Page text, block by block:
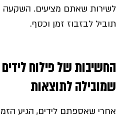
לשירות שאתם מציעים. השקעה
תוביל לבזבוז זמן וכסף.
החשיבות של פילוח
שמובילה לתוצאות
אחרי שאספתם לידים, הגיע